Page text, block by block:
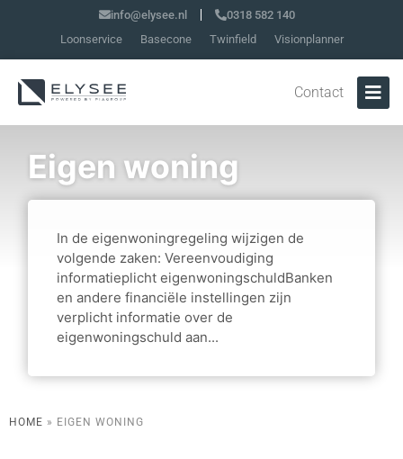
info@elysee.nl
0318 582 140
Loonservice
Basecone Twinfield Visionplanner
Contact
Eigen woning
In de eigenwoningregeling wijzigen de
volgende zaken: Vereenvoudiging
informatieplicht eigenwoningschuldBanken
en andere financiële instellingen zijn
verplicht informatie over de
eigenwoningschuld aan...
HOME » EIGEN WONING